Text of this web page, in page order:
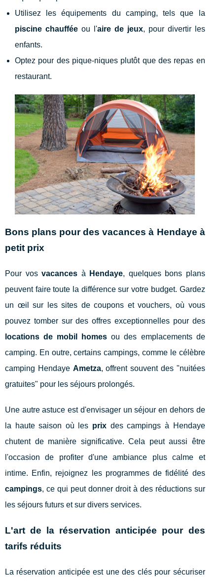
Utilisez les équipements du camping, tels que la
piscine chaufféeou l'aire de jeux, pour divertir les
enfants.
Optez pour des pique-niques plutôt que des repas en
restaurant.
Bons plans pour des vacances à Hendaye à
petit prix
Pour vosvacances à Hendaye, quelques bons plans
peuvent faire toute la différence sur votre budget. Gardez
un œil sur les sites de coupons et vouchers, où vous
pouvez tomber sur des offres exceptionnelles pour des
locations de mobil homes ou des emplacements de
camping. En outre, certains campings, comme le célèbre
camping Hendaye Ametza, offrent souvent des "nuitées
gratuites" pour les séjours prolongés.
Une autre astuce est d'envisager un séjour en dehors de
la haute saison où les prix des campings à Hendaye
chutent de manière significative. Cela peut aussi être
l'occasion de profiter d'une ambiance plus calme et
intime. Enfin, rejoignez les programmes de fidélité des
campings, ce qui peut donner droit à des réductions sur
les séjours futurs et sur divers services.
L'art de la réservation anticipée pour des
tarifs réduits
La réservation anticipée est une des clés pour sécuriser